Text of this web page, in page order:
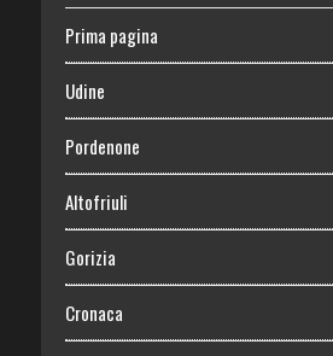
Prima pagina
Udine
Pordenone
Altofriuli
Gorizia
Cronaca